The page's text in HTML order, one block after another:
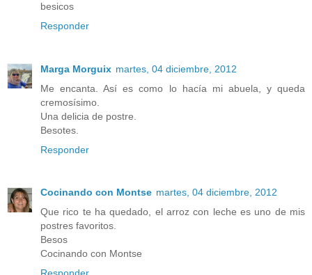
besicos
Responder
Marga Morguix martes, 04 diciembre, 2012
Me encanta. Así es como lo hacía mi abuela, y queda
cremosísimo.
Una delicia de postre.
Besotes.
Responder
Cocinando con Montse martes, 04 diciembre, 2012
Que rico te ha quedado, el arroz con leche es uno de mis
postres favoritos.
Besos
Cocinando con Montse